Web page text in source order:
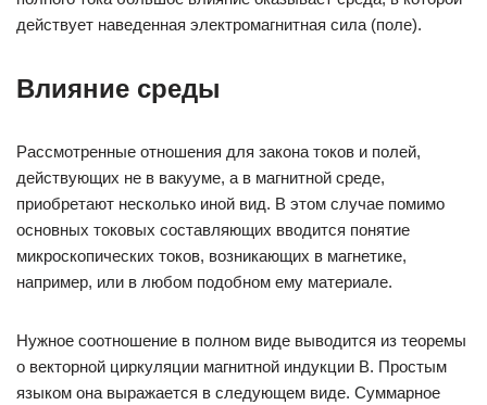
действует наведенная электромагнитная сила (поле).
Влияние среды
Рассмотренные отношения для закона токов и полей,
действующих не в вакууме, а в магнитной среде,
приобретают несколько иной вид. В этом случае помимо
основных токовых составляющих вводится понятие
микроскопических токов, возникающих в магнетике,
например, или в любом подобном ему материале.
Нужное соотношение в полном виде выводится из теоремы
о векторной циркуляции магнитной индукции B. Простым
языком она выражается в следующем виде. Суммарное